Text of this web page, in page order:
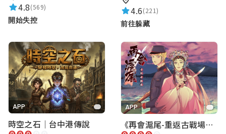
4.8(569)
開始失控
4.6(221)
前往躲藏
APP
時空之石｜台中港傳說
APP
《再會滬尾-重返古戰場》｜淡水老街實境遊戲｜實體遊戲盒